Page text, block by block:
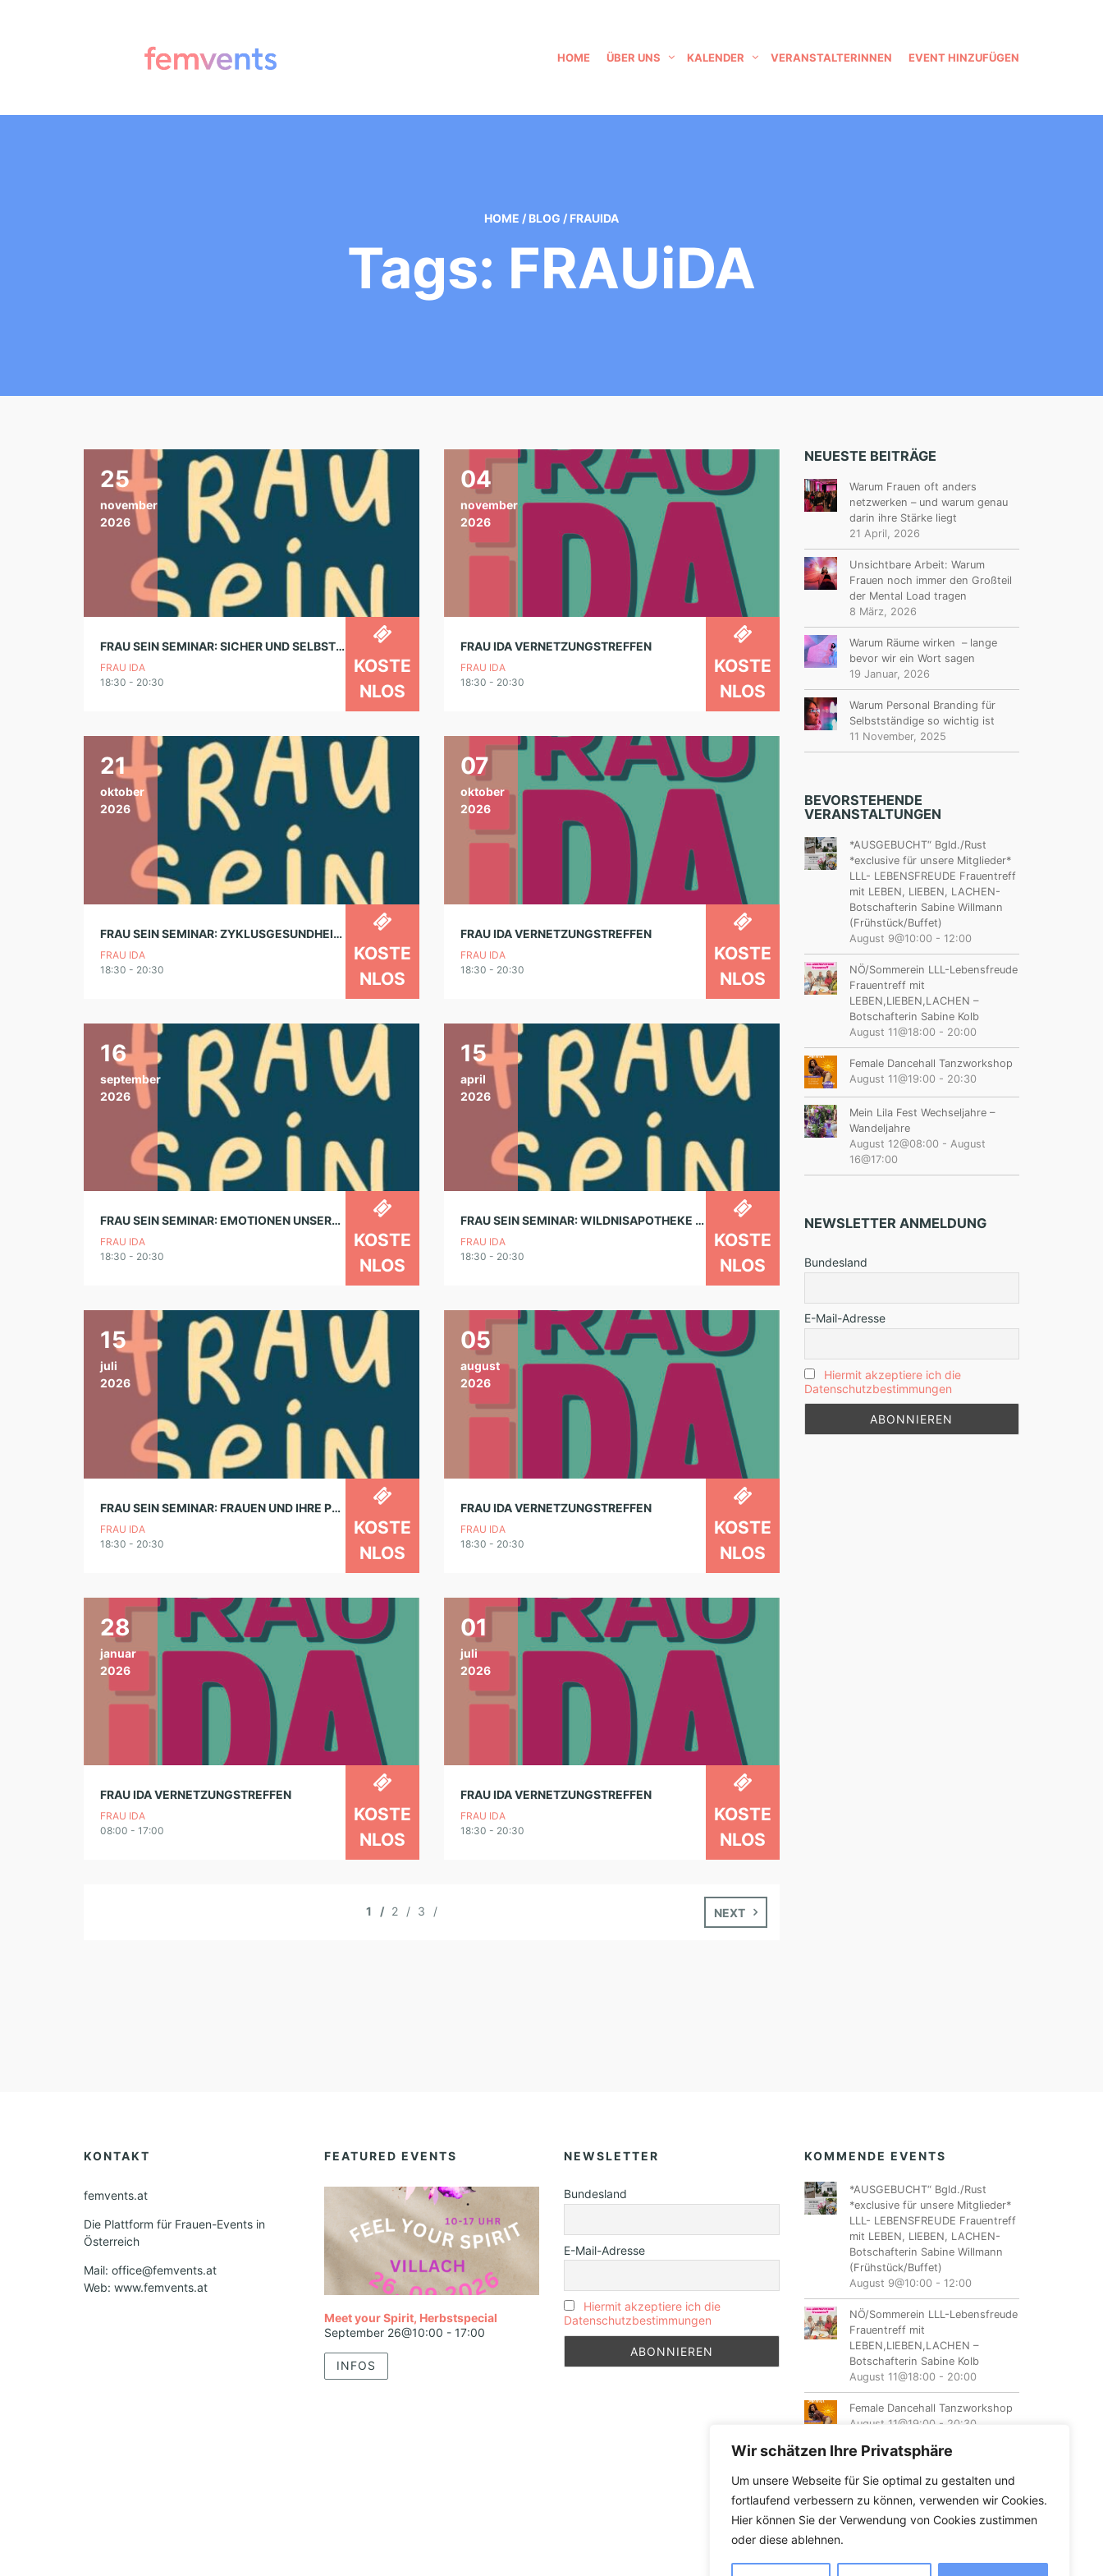
Wir schätzen Ihre Privatsphäre
Um unsere Webseite für Sie optimal zu gestalten und
fortlaufend verbessern zu können, verwenden wir Cookies.
Hier können Sie der Verwendung von Cookies zustimmen
oder diese ablehnen.
HOME ÜBER UNS KALENDER VERANSTALTERINNEN EVENT HINZUFÜGEN
HOME / BLOG / FRAUIDA
Tags: FRAUiDA
25
november
2026
FRAU SEIN SEMINAR: SICHER UND SELBSTBESTIMMT – GEWALTPRÄVENTION FÜR FRAUEN
FRAU IDA
18:30 - 20:30
KOSTE
NLOS
04
november
2026
FRAU IDA VERNETZUNGSTREFFEN
FRAU IDA
18:30 - 20:30
KOSTE
NLOS
21
oktober
2026
FRAU SEIN SEMINAR: ZYKLUSGESUNDHEIT UND HORMONFREIE VERHÜTUNG
FRAU IDA
18:30 - 20:30
KOSTE
NLOS
07
oktober
2026
FRAU IDA VERNETZUNGSTREFFEN
FRAU IDA
18:30 - 20:30
KOSTE
NLOS
16
september
2026
FRAU SEIN SEMINAR: EMOTIONEN UNSERE SUPERKRAFT
FRAU IDA
18:30 - 20:30
KOSTE
NLOS
15
april
2026
FRAU SEIN SEMINAR: WILDNISAPOTHEKE – HAUSMITTEL FÜR MAMA UND KIND
FRAU IDA
18:30 - 20:30
KOSTE
NLOS
15
juli
2026
FRAU SEIN SEMINAR: FRAUEN UND IHRE PENSION
FRAU IDA
18:30 - 20:30
KOSTE
NLOS
05
august
2026
FRAU IDA VERNETZUNGSTREFFEN
FRAU IDA
18:30 - 20:30
KOSTE
NLOS
28
januar
2026
FRAU IDA VERNETZUNGSTREFFEN
FRAU IDA
08:00 - 17:00
KOSTE
NLOS
01
juli
2026
FRAU IDA VERNETZUNGSTREFFEN
FRAU IDA
18:30 - 20:30
KOSTE
NLOS
1 2 3 NEXT
NEUESTE BEITRÄGE
Warum Frauen oft anders
netzwerken – und warum genau
darin ihre Stärke liegt
21 April, 2026
Unsichtbare Arbeit: Warum
Frauen noch immer den Großteil
der Mental Load tragen
8 März, 2026
Warum Räume wirken – lange
bevor wir ein Wort sagen
19 Januar, 2026
Warum Personal Branding für
Selbstständige so wichtig ist
11 November, 2025
BEVORSTEHENDE
VERANSTALTUNGEN
*AUSGEBUCHT“ Bgld./Rust
*exclusive für unsere Mitglieder*
LLL- LEBENSFREUDE Frauentreff
mit LEBEN, LIEBEN, LACHEN-
Botschafterin Sabine Willmann
(Frühstück/Buffet)
August 9@10:00- 12:00
NÖ/Sommerein LLL-Lebensfreude
Frauentreff mit
LEBEN,LIEBEN,LACHEN –
Botschafterin Sabine Kolb
August 11@18:00- 20:00
Female Dancehall Tanzworkshop
August 11@19:00- 20:30
Mein Lila Fest Wechseljahre –
Wandeljahre
August 12@08:00- August
16@17:00
NEWSLETTER ANMELDUNG
Bundesland
E-Mail-Adresse
Hiermit akzeptiere ich die
Datenschutzbestimmungen
KONTAKT
femvents.at
Die Plattform für Frauen-Events in
Österreich
Mail: office@femvents.at
Web: www.femvents.at
FEATURED EVENTS
Meet your Spirit, Herbstspecial
September 26@10:00 - 17:00
INFOS
NEWSLETTER
Bundesland
E-Mail-Adresse
Hiermit akzeptiere ich die
Datenschutzbestimmungen
KOMMENDE EVENTS
*AUSGEBUCHT“ Bgld./Rust
*exclusive für unsere Mitglieder*
LLL- LEBENSFREUDE Frauentreff
mit LEBEN, LIEBEN, LACHEN-
Botschafterin Sabine Willmann
(Frühstück/Buffet)
August 9@10:00- 12:00
NÖ/Sommerein LLL-Lebensfreude
Frauentreff mit
LEBEN,LIEBEN,LACHEN –
Botschafterin Sabine Kolb
August 11@18:00- 20:00
Female Dancehall Tanzworkshop
August 11@19:00- 20:30
Mein Lila Fest Wechseljahre –
Wandeljahre
August 12@08:00 - August
16@17:00